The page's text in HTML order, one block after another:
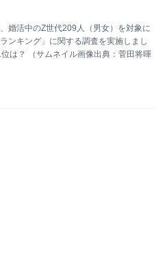
婚活中のZ世代209人（男女）を対象に
ンキング」に関する調査を実施しまし
は？ （サムネイル画像出典：菅田将暉